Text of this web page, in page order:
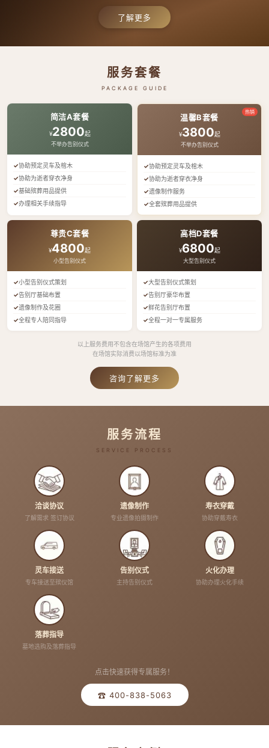
了解更多
服务套餐
PACKAGE GUIDE
简洁A套餐
¥2800起
不举办告别仪式
协助预定灵车及棺木
协助为逝者穿衣净身
基础殡葬用品提供
办理相关手续指导
热销
温馨B套餐
¥3800起
不举办告别仪式
协助预定灵车及棺木
协助为逝者穿衣净身
遗像制作服务
全套殡葬用品提供
尊贵C套餐
¥4800起
小型告别仪式
小型告别仪式策划
告别厅基础布置
遗像制作及花圈
全程专人陪同指导
高档D套餐
¥6800起
大型告别仪式
大型告别仪式策划
告别厅豪华布置
鲜花告别厅布置
全程一对一专属服务
以上服务费用不包含在场馆产生的各项费用
在场馆实际消费以场馆标准为准
咨询了解更多
服务流程
SERVICE PROCESS
洽谈协议
了解需求 签订协议
遗像制作
专业遗像拍摄制作
寿衣穿戴
协助穿戴寿衣
灵车接送
专车接送至殡仪馆
告别仪式
主持告别仪式
火化办理
协助办理火化手续
落葬指导
墓地选购及落葬指导
点击快速获得专属服务！
☎ 400-838-5063